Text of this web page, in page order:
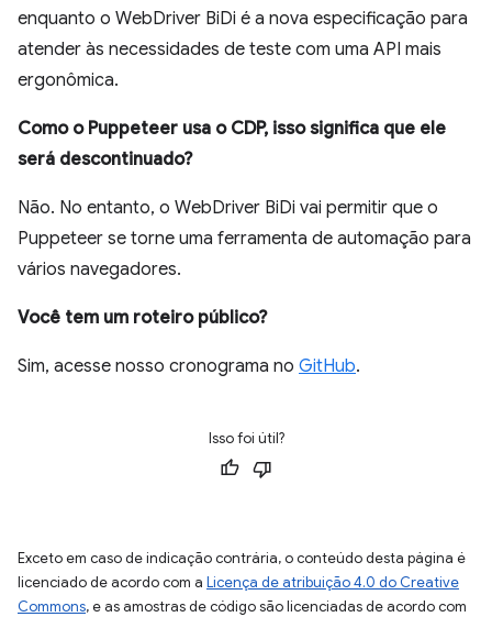
enquanto o WebDriver BiDi é a nova especificação para
atender às necessidades de teste com uma API mais
ergonômica.
Como o Puppeteer usa o CDP, isso significa que ele
será descontinuado?
Não. No entanto, o WebDriver BiDi vai permitir que o
Puppeteer se torne uma ferramenta de automação para
vários navegadores.
Você tem um roteiro público?
Sim, acesse nosso cronograma no GitHub.
Isso foi útil?
Exceto em caso de indicação contrária, o conteúdo desta página é
licenciado de acordo com a Licença de atribuição 4.0 do Creative
Commons, e as amostras de código são licenciadas de acordo com